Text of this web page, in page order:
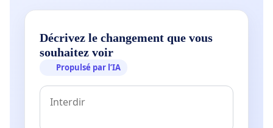
Décrivez le changement que vous
souhaitez voir
Propulsé par l’IA